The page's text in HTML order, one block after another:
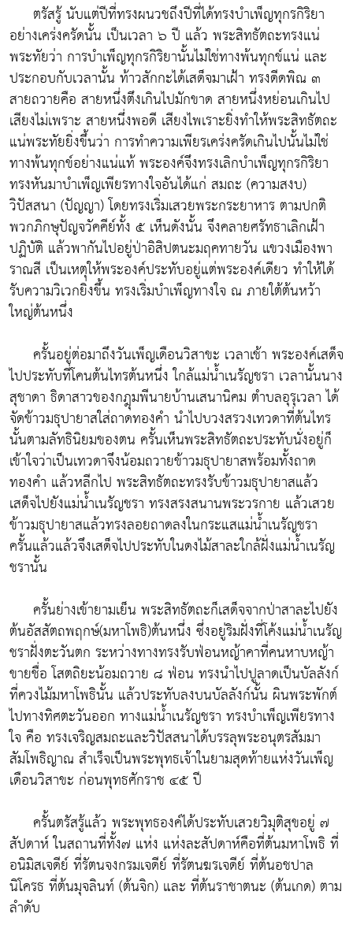
ตรัสรู้นับแต่ปีที่ทรงผนวชถึงปีที่ได้ทรงบำเพ็ญทุกรกิริยา
อย่างเคร่งครัดนั้น เป็นเวลา ๖ ปี แล้ว พระสิทธัตถะทรงแน่
พระทัยว่า การบำเพ็ญทุกรกิริยานั้นไม่ใช่ทางพ้นทุกข์แน่ และ
ประกอบกับเวลานั้น ท้าวสักกะได้เสด็จมาเฝ้า ทรงดีดพิณ ๓
สายถวายคือ สายหนึ่งตึงเกินไปมักขาด สายหนึ่งหย่อนเกินไป
เสียงไม่เพราะ สายหนึ่งพอดี เสียงไพเราะยิ่งทำให้พระสิทธัตถะ
แน่พระทัยยิ่งขึ้นว่า การทำความเพียรเคร่งครัดเกินไปนั้นไม่ใช่
ทางพ้นทุกข์อย่างแน่แท้ พระองค์จึงทรงเลิกบำเพ็ญทุกรกิริยา
ทรงหันมาบำเพ็ญเพียรทางใจอันได้แก่ สมถะ (ความสงบ)
วิปัสสนา (ปัญญา) โดยทรงเริ่มเสวยพระกระยาหาร ตามปกติ
พวกภิกษุปัญจวัคคีย์ทั้ง ๕ เห็นดังนั้น จึงคลายศรัทธาเลิกเฝ้า
ปฏิบัติ แล้วพากันไปอยู่ป่าอิสิปตนะมฤคทายวัน แขวงเมืองพา
ราณสี เป็นเหตุให้พระองค์ประทับอยู่แต่พระองค์เดียว ทำให้ได้
รับความวิเวกยิ่งขึ้น ทรงเริ่มบำเพ็ญทางใจ ณ ภายใต้ต้นหว้า
ใหญ่ต้นหนึ่ง
ครั้นอยู่ต่อมาถึงวันเพ็ญเดือนวิสาขะ เวลาเช้า พระองค์เสด็จ
ไปประทับที่โคนต้นไทรต้นหนึ่ง ใกล้แม่น้ำเนรัญชรา เวลานั้นนาง
สุชาดา ธิดาสาวของกฎุมพีนายบ้านเสนานิคม ตำบลอุรุเวลา ได้
จัดข้าวมธุปายาสใส่ถาดทองคำ นำไปบวงสรวงเทวดาที่ต้นไทร
นั้นตามลัทธินิยมของตน ครั้นเห็นพระสิทธัตถะประทับนั่งอยู่ก็
เข้าใจว่าเป็นเทวดาจึงน้อมถวายข้าวมธุปายาสพร้อมทั้งถาด
ทองคำ แล้วหลีกไป พระสิทธัตถะทรงรับข้าวมธุปายาสแล้ว
เสด็จไปยังแม่น้ำเนรัญชรา ทรงสรงสนานพระวรกาย แล้วเสวย
ข้าวมธุปายาสแล้วทรงลอยถาดลงในกระแสแม่น้ำเนรัญชรา
ครั้นแล้วแล้วจึงเสด็จไปประทับในดงไม้สาละใกล้ฝั่งแม่น้ำเนรัญ
ชรานั้น
ครั้นย่างเข้ายามเย็น พระสิทธัตถะก็เสด็จจากป่าสาละไปยัง
ต้นอัสสัตถพฤกษ์(มหาโพธิ)ต้นหนึ่ง ซึ่งอยู่ริมฝั่งที่โค้งแม่น้ำเนรัญ
ชราฝั่งตะวันตก ระหว่างทางทรงรับฟ่อนหญ้าคาที่คนหาบหญ้า
ขายชื่อ โสตถิยะน้อมถวาย ๘ ฟ่อน ทรงนำไปปูลาดเป็นบัลลังก์
ที่ควงไม้มหาโพธินั้น แล้วประทับลงบนบัลลังก์นั้น ผินพระพักต์
ไปทางทิศตะวันออก ทางแม่น้ำเนรัญชรา ทรงบำเพ็ญเพียรทาง
ใจ คือ ทรงเจริญสมถะและวิปัสสนาได้บรรลุพระอนุตรสัมมา
สัมโพธิญาณ สำเร็จเป็นพระพุทธเจ้าในยามสุดท้ายแห่งวันเพ็ญ
เดือนวิสาขะ ก่อนพุทธศักราช ๔๕ ปี
ครั้นตรัสรู้แล้ว พระพุทธองค์ได้ประทับเสวยวิมุติสุขอยู่ ๗
สัปดาห์ ในสถานที่ทั้ง๗ แห่ง แห่งละสัปดาห์คือที่ต้นมหาโพธิ ที่
อนิมิสเจดีย์ ที่รัตนจงกรมเจดีย์ ที่รัตนฆรเจดีย์ ที่ต้นอชปาล
นิโครธ ที่ต้นมุจลินท์ (ต้นจิก) และ ที่ต้นราชาตนะ (ต้นเกด) ตาม
ลำดับ